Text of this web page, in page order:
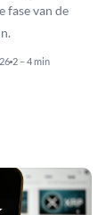
fase van de
2 – 4 min